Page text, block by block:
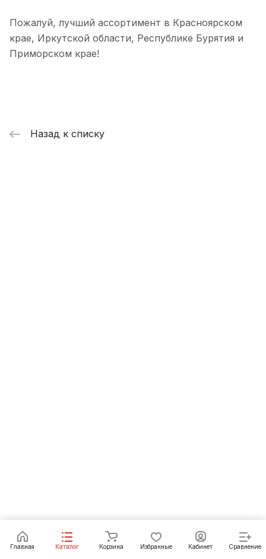
Под заказ
Пожалуй, лучший ассортимент в Красноярском
крае, Иркутской области, Республике Бурятия и
Приморском крае!
Назад к списку
Главная Каталог Корзина Избранные Кабинет Сравнение